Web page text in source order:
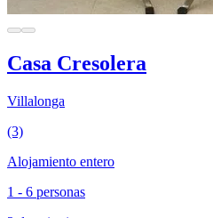
Casa Cresolera
Villalonga
(3)
Alojamiento entero
1 - 6 personas